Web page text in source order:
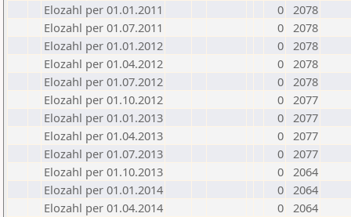
Elozahl per 01.01.2011
0 2078
Elozahl per 01.07.2011
0 2078
Elozahl per 01.01.2012
0 2078
Elozahl per 01.04.2012
0 2078
Elozahl per 01.07.2012
0 2078
Elozahl per 01.10.2012
0 2077
Elozahl per 01.01.2013
0 2077
Elozahl per 01.04.2013
0 2077
Elozahl per 01.07.2013
0 2077
Elozahl per 01.10.2013
0 2064
Elozahl per 01.01.2014
0 2064
Elozahl per 01.04.2014
0 2064